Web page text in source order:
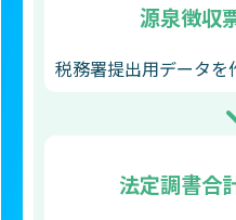
源泉徴収
税務署提出用データを
法定調書合